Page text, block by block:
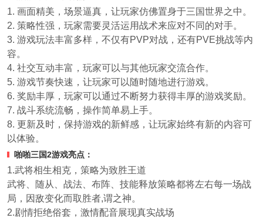
1. 画面精美，场景逼真，让玩家仿佛置身于三国世界之中。
2. 策略性强，玩家需要灵活运用战术来应对不同的对手。
3. 游戏玩法丰富多样，不仅有PVP对战，还有PVE挑战等内
容。
4. 社交互动丰富，玩家可以与其他玩家交流合作。
5. 游戏节奏快速，让玩家可以随时随地进行游戏。
6. 奖励丰厚，玩家可以通过不断努力获得丰厚的游戏奖励。
7. 战斗系统流畅，操作简单易上手。
8. 更新及时，保持游戏的新鲜感，让玩家始终有新的内容可
以体验。
啪啪三国2游戏亮点：
1.武将相生相克，策略为致胜王道
武将、随从、战法、布阵、技能释放策略都将左右每一场战
局，因敌变化而取胜者,谓之神。
2.剧情拒绝俗套，激情配音展现真实战场